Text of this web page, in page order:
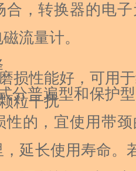
损性能好，可用
粒干扰
合，转换器的电
流量计。
分普遍型和保护
性的，宜使用带
延长使用寿命。